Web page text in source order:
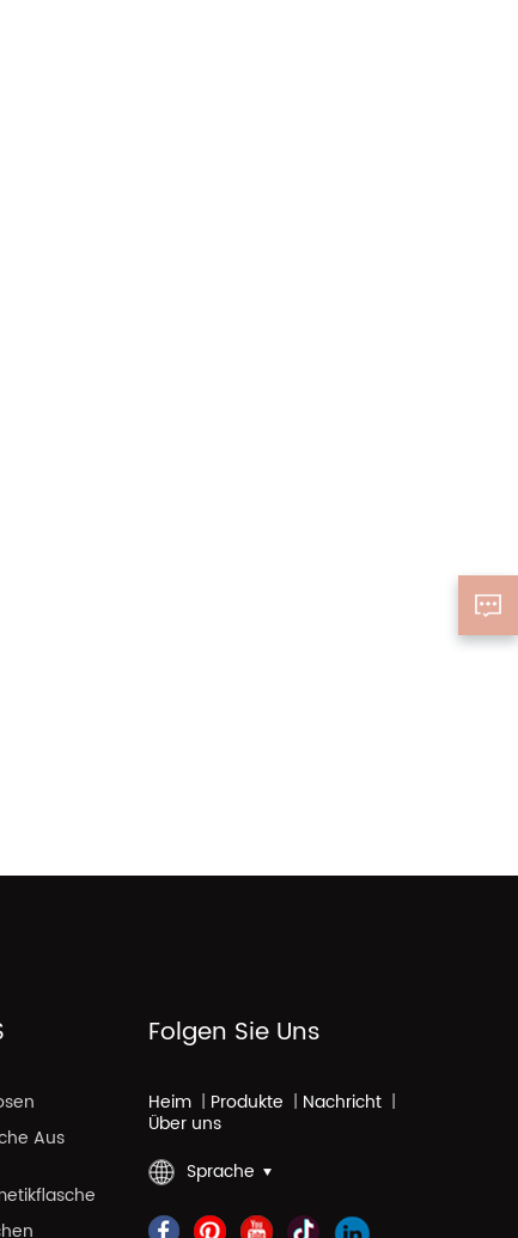
Aus
Folgen Sie Uns
Heim | Produkte | Nachricht |
Über uns
Sprache